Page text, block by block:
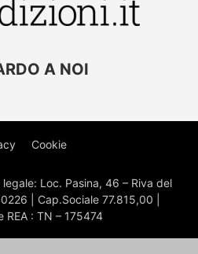
A NOI
Cookie
Loc. Pasina, 46 – Riva del
| Cap.Sociale 77.815,00 |
REA : TN – 175474